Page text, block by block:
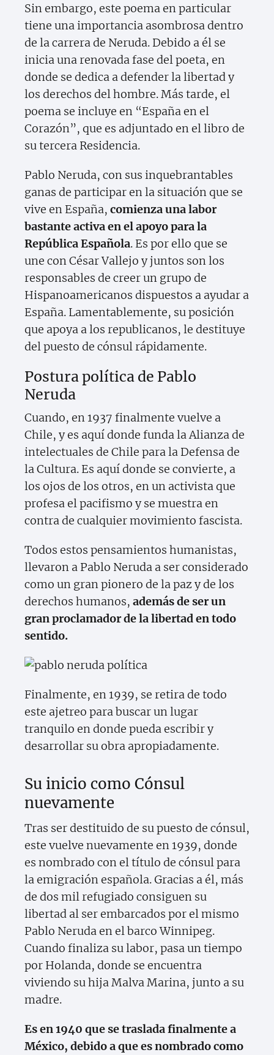
Sin embargo, este poema en particular
tiene una importancia asombrosa dentro
de la carrera de Neruda. Debido a él se
inicia una renovada fase del poeta, en
donde se dedica a defender la libertad y
los derechos del hombre. Más tarde, el
poema se incluye en “España en el
Corazón”, que es adjuntado en el libro de
su tercera Residencia.
Pablo Neruda, con sus inquebrantables
ganas de participar en la situación que se
vive en España, comienza una labor
bastante activa en el apoyo para la
República Española. Es por ello que se
une con César Vallejo y juntos son los
responsables de creer un grupo de
Hispanoamericanos dispuestos a ayudar a
España. Lamentablemente, su posición
que apoya a los republicanos, le destituye
del puesto de cónsul rápidamente.
Postura política de Pablo
Neruda
Cuando, en 1937 finalmente vuelve a
Chile, y es aquí donde funda la Alianza de
intelectuales de Chile para la Defensa de
la Cultura. Es aquí donde se convierte, a
los ojos de los otros, en un activista que
profesa el pacifismo y se muestra en
contra de cualquier movimiento fascista.
Todos estos pensamientos humanistas,
llevaron a Pablo Neruda a ser considerado
como un gran pionero de la paz y de los
derechos humanos, además de ser un
gran proclamador de la libertad en todo
sentido.
Finalmente, en 1939, se retira de todo
este ajetreo para buscar un lugar
tranquilo en donde pueda escribir y
desarrollar su obra apropiadamente.
Su inicio como Cónsul
nuevamente
Tras ser destituido de su puesto de cónsul,
este vuelve nuevamente en 1939, donde
es nombrado con el título de cónsul para
la emigración española. Gracias a él, más
de dos mil refugiado consiguen su
libertad al ser embarcados por el mismo
Pablo Neruda en el barco Winnipeg.
Cuando finaliza su labor, pasa un tiempo
por Holanda, donde se encuentra
viviendo su hija Malva Marina, junto a su
madre.
Es en 1940 que se traslada finalmente a
México, debido a que es nombrado como